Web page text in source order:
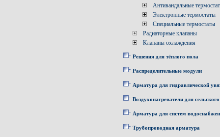
Антивандальные
Электронные термостаты
Специальные термостаты
Радиаторные клапаны
Клапаны охлаждения
Решения для тёплого пола
Распределительные модули
Арматура для гидравлической
Воздухонагреватели для
Арматура для систем
Трубопроводная арматура